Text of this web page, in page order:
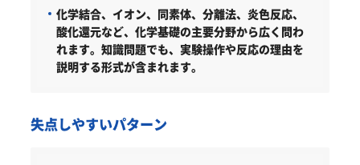
化学結合、イオン、同素体、分離法、炎色反応、
酸化還元など、化学基礎の主要分野から広く問わ
れます。知識問題でも、実験操作や反応の理由を
説明する形式が含まれます。
失点しやすいパターン